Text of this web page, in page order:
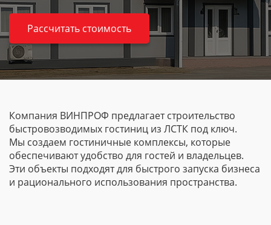
Рассчитать стоимость
Компания ВИНПРОФ предлагает строительство
быстровозводимых гостиниц из ЛСТК под ключ.
Мы создаем гостиничные комплексы, которые
обеспечивают удобство для гостей и владельцев.
Эти объекты подходят для быстрого запуска бизнеса
и рационального использования пространства.